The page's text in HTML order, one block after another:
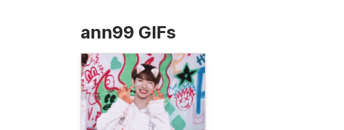
ann99 GIFs